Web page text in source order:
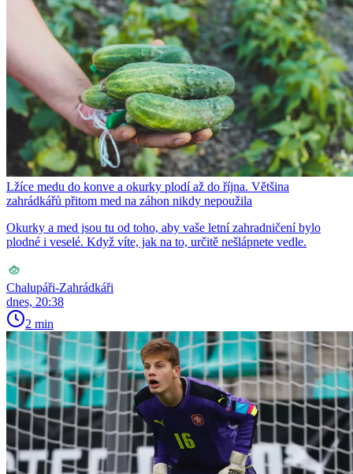
Lžíce medu do konve a okurky plodí až do října. Většina
zahrádkářů přitom med na záhon nikdy nepoužila
Okurky a med jsou tu od toho, aby vaše letní zahradničení bylo
plodné i veselé. Když víte, jak na to, určitě nešlápnete vedle.
Chalupáři-Zahrádkáři
dnes, 20:38
2 min